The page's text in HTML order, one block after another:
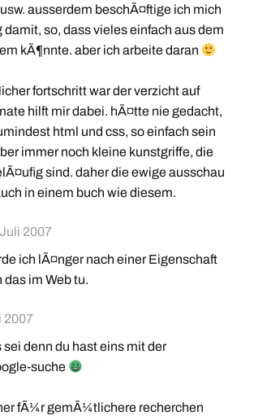
ausserdem beschÃ¤ftige ich mich
damit, so, dass vieles einfach aus dem
kÃ¶nnte. aber ich arbeite daran
fortschritt war der verzicht auf
hilft mir dabei. hÃ¤tte nie gedacht,
html und css, so einfach sein
immer noch kleine kunstgriffe, die
sind. daher die ewige ausschau
in einem buch wie diesem.
2007
ich lÃ¤nger nach einer Eigenschaft
das im Web tu.
2007
denn du hast eins mit der
suche
fÃ¼r gemÃ¼tlichere recherchen